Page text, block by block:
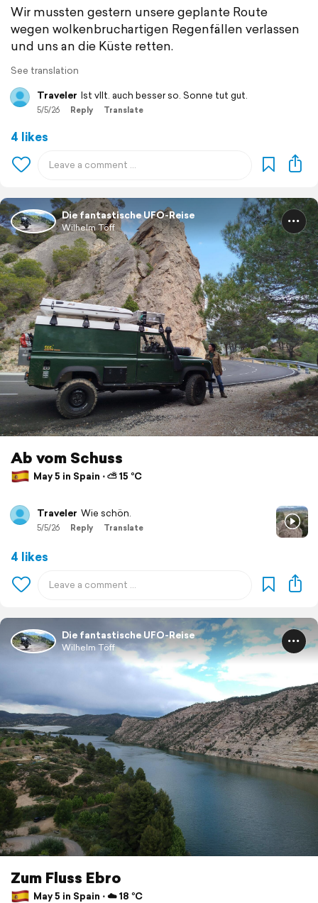
Wir mussten gestern unsere geplante Route
wegen wolkenbruchartigen Regenfällen verlassen
und uns an die Küste retten.
See translation
Traveler Ist vllt. auch besser so. Sonne tut gut.
5/5/26 Reply Translate
4 likes
Die fantastische UFO-Reise
Wilhelm Töff
Ab vom Schuss
May 5 in Spain ⋅ ⛅ 15 °C
Traveler Wie schön.
5/5/26 Reply Translate
4 likes
Die fantastische UFO-Reise
Wilhelm Töff
Zum Fluss Ebro
May 5 in Spain ⋅ ☁️ 18 °C